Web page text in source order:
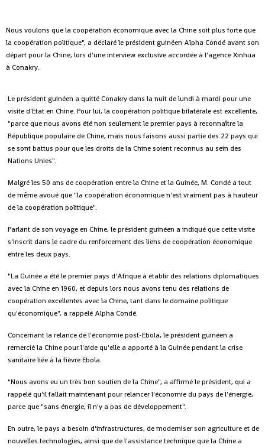
Nous voulons que la coopération économique avec la Chine soit plus forte que
la coopération politique", a déclaré le président guinéen Alpha Condé avant son
départ pour la Chine, lors d'une interview exclusive accordée à l'agence Xinhua
à Conakry.
Le président guinéen a quitté Conakry dans la nuit de lundi à mardi pour une
visite d'Etat en Chine. Pour lui, la coopération politique bilatérale est excellente,
"parce que nous avons été non seulement le premier pays à reconnaître la
République populaire de Chine, mais nous faisons aussi partie des 22 pays qui
se sont battus pour que les droits de la Chine soient reconnus au sein des
Nations Unies".
Malgré les 50 ans de coopération entre la Chine et la Guinée, M. Condé a tout
de même avoué que "la coopération économique n'est vraiment pas à hauteur
de la coopération politique".
Parlant de son voyage en Chine, le président guinéen a indiqué que cette visite
s'inscrit dans le cadre du renforcement des liens de coopération économique
entre les deux pays.
"La Guinée a été le premier pays d'Afrique à établir des relations diplomatiques
avec la Chine en 1960, et depuis lors nous avons tenu des relations de
coopération excellentes avec la Chine, tant dans le domaine politique
qu'économique", a rappelé Alpha Condé.
Concernant la relance de l'économie post-Ebola, le président guinéen a
remercié la Chine pour l'aide qu'elle a apporté à la Guinée pendant la crise
sanitaire liée à la fièvre Ebola.
"Nous avons eu un très bon soutien de la Chine", a affirmé le président, qui a
rappelé qu'il fallait maintenant pour relancer l'économie du pays de l'énergie,
parce que "sans énergie, il n'y a pas de développement".
En outre, le pays a besoin d'infrastructures, de moderniser son agriculture et de
nouvelles technologies, ainsi que de l'assistance technique que la Chine a